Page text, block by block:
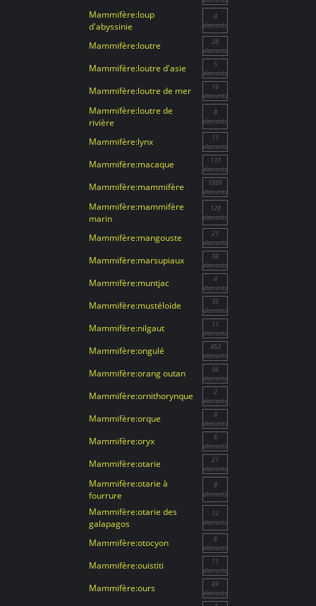
Mammifère:loup
d'abyssinie
4
elements
Mammifère:loutre
28
elements
Mammifère:loutre d'asie
5
elements
Mammifère:loutre de mer
16
elements
Mammifère:loutre de
rivière
8
elements
Mammifère:lynx
11
elements
Mammifère:macaque
133
elements
Mammifère:mammifère
1889
elements
Mammifère:mammifère
marin
128
elements
Mammifère:mangouste
21
elements
Mammifère:marsupiaux
34
elements
Mammifère:muntjac
4
elements
Mammifère:mustéloïde
35
elements
Mammifère:nilgaut
11
elements
Mammifère:ongulé
452
elements
Mammifère:orang outan
56
elements
Mammifère:ornithorynque
2
elements
Mammifère:orque
8
elements
Mammifère:oryx
6
elements
Mammifère:otarie
21
elements
Mammifère:otarie à
fourrure
8
elements
Mammifère:otarie des
galapagos
12
elements
Mammifère:otocyon
6
elements
Mammifère:ouistiti
11
elements
Mammifère:ours
49
elements